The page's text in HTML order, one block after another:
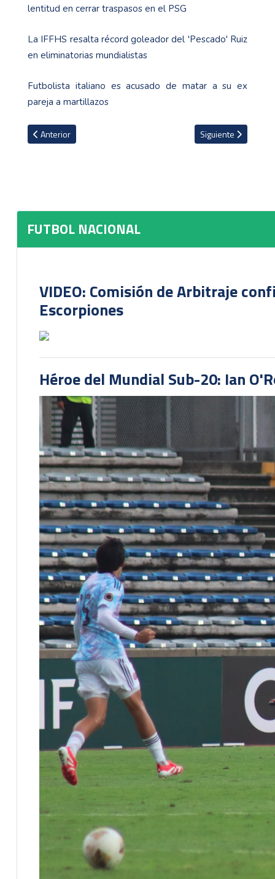
lentitud en cerrar traspasos en el PSG
La IFFHS resalta récord goleador del 'Pescado' Ruiz
en eliminatorias mundialistas
Futbolista italiano es acusado de matar a su ex
pareja a martillazos
Artículo anterior: Geiner Segura pide solidaridad y ética a
Anterior Artículo siguiente:
Siguiente
FUTBOL NACIONAL
VIDEO: Comisión de Arbitraje
Escorpiones
Héroe del Mundial Sub-20: Ian